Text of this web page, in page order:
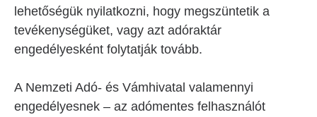
lehetőségük nyilatkozni, hogy megszüntetik a
tevékenységüket, vagy azt adóraktár
engedélyesként folytatják tovább.
A Nemzeti Adó- és Vámhivatal valamennyi
engedélyesnek – az adómentes felhasználót